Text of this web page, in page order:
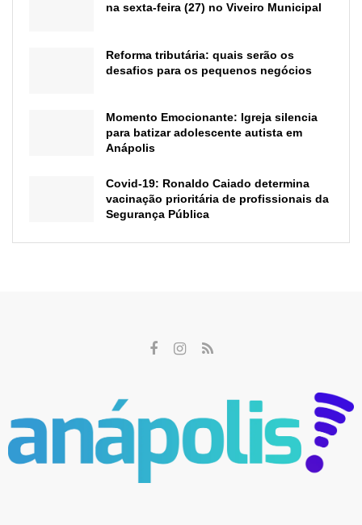
na sexta-feira (27) no Viveiro Municipal
Reforma tributária: quais serão os
desafios para os pequenos negócios
Momento Emocionante: Igreja silencia
para batizar adolescente autista em
Anápolis
Covid-19: Ronaldo Caiado determina
vacinação prioritária de profissionais da
Segurança Pública